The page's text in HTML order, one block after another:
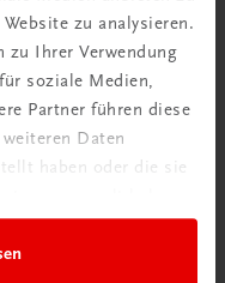
zu analysieren.
Ihrer Verwendung
soziale Medien,
Partner führen diese
Daten
haben oder die sie
mit
die eines verbindet:
Produkte.